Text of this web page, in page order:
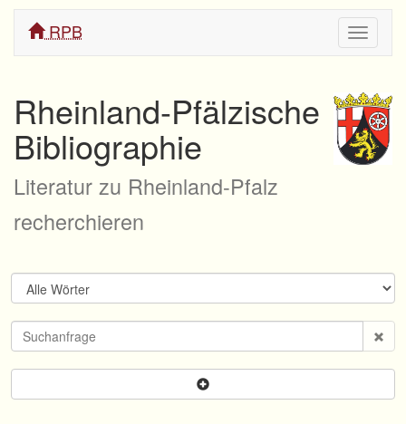
ein/
RPB
Rheinland-Pfälzische
Bibliographie
Literatur zu Rheinland-Pfalz
recherchieren